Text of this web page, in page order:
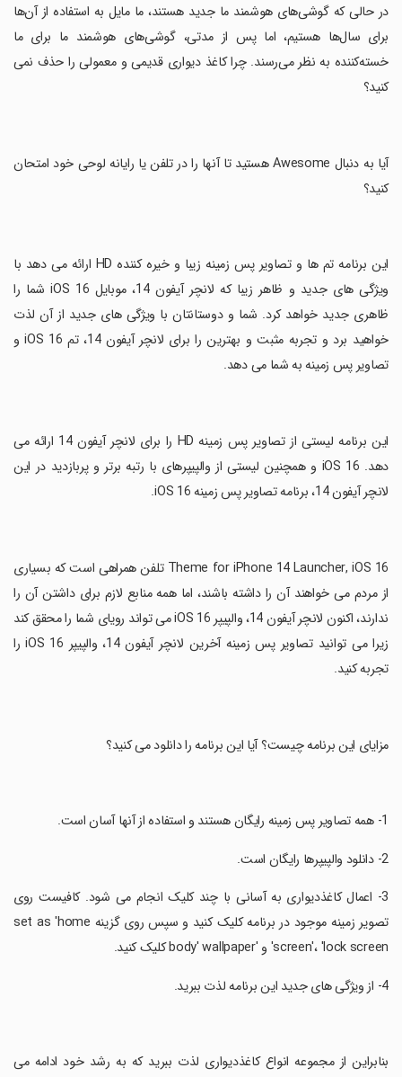
‏در حالی که گوشی‌های هوشمند ما جدید هستند، ما مایل به استفاده از آن‌ها
برای سال‌ها هستیم، اما پس از مدتی، گوشی‌های هوشمند ما برای ما
خسته‌کننده به نظر می‌رسند. چرا کاغذ دیواری قدیمی و معمولی را حذف نمی
کنید؟
‏آیا به دنبال Awesome هستید تا آنها را در تلفن یا رایانه لوحی خود امتحان
کنید؟
‏این برنامه تم ها و تصاویر پس زمینه زیبا و خیره کننده HD ارائه می دهد با
ویژگی های جدید و ظاهر زیبا که لانچر آیفون 14، موبایل iOS 16 شما را
ظاهری جدید خواهد کرد. شما و دوستانتان با ویژگی های جدید از آن لذت
خواهید برد و تجربه مثبت و بهترین را برای لانچر آیفون 14، تم iOS 16 و
تصاویر پس زمینه به شما می دهد.
‏این برنامه لیستی از تصاویر پس زمینه HD را برای لانچر آیفون 14 ارائه می
دهد. iOS 16 و همچنین لیستی از والپیپرهای با رتبه برتر و پربازدید در این
لانچر آیفون 14، برنامه تصاویر پس زمینه iOS 16.
‏Theme for iPhone 14 Launcher, iOS 16 تلفن همراهی است که بسیاری
از مردم می خواهند آن را داشته باشند، اما همه منابع لازم برای داشتن آن را
ندارند، اکنون لانچر آیفون 14، والپیپر iOS 16 می تواند رویای شما را محقق کند
زیرا می توانید تصاویر پس زمینه آخرین لانچر آیفون 14، والپیپر iOS 16 را
تجربه کنید.
‏مزایای این برنامه چیست؟ آیا این برنامه را دانلود می کنید؟
‏3- اعمال کاغذدیواری به آسانی با چند کلیک انجام می شود. کافیست روی
تصویر زمینه موجود در برنامه کلیک کنید و سپس روی گزینه set as 'home
screen'، 'lock screen' و 'body' wallpaper کلیک کنید.
‏بنابراین از مجموعه انواع کاغذدیواری لذت ببرید که به رشد خود ادامه می